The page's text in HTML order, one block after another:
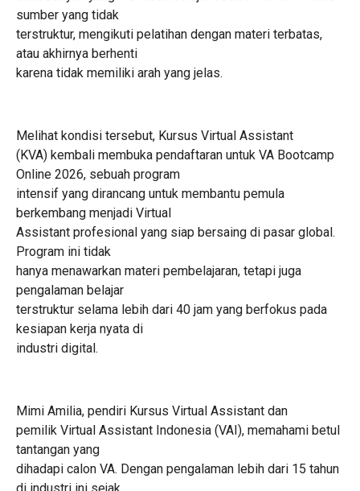
sumber yang tidak
terstruktur, mengikuti pelatihan dengan materi terbatas,
atau akhirnya berhenti
karena tidak memiliki arah yang jelas.
Melihat kondisi tersebut, Kursus Virtual Assistant
(KVA) kembali membuka pendaftaran untuk VA Bootcamp
Online 2026, sebuah program
intensif yang dirancang untuk membantu pemula
berkembang menjadi Virtual
Assistant profesional yang siap bersaing di pasar global.
Program ini tidak
hanya menawarkan materi pembelajaran, tetapi juga
pengalaman belajar
terstruktur selama lebih dari 40 jam yang berfokus pada
kesiapan kerja nyata di
industri digital.
Mimi Amilia, pendiri Kursus Virtual Assistant dan
pemilik Virtual Assistant Indonesia (VAI), memahami betul
tantangan yang
dihadapi calon VA. Dengan pengalaman lebih dari 15 tahun